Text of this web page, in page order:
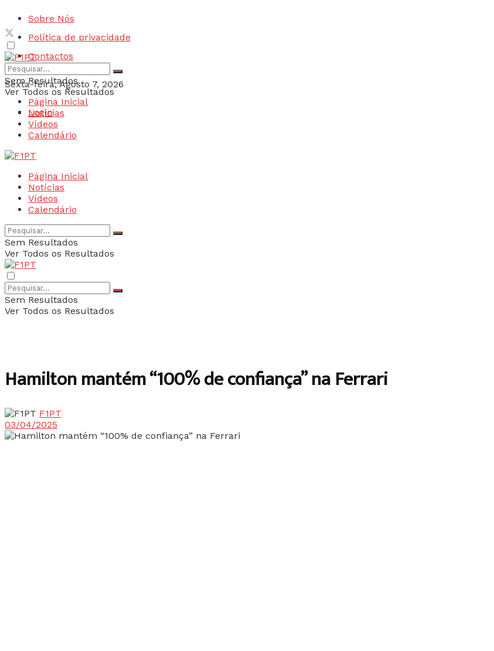
Sobre Nós
Política de privacidade
Contactos
Sexta-feira, Agosto 7, 2026
Login
Sem Resultados
Ver Todos os Resultados
Página Inicial
Notícias
Vídeos
Calendário
Página Inicial
Notícias
Vídeos
Calendário
Sem Resultados
Ver Todos os Resultados
Sem Resultados
Ver Todos os Resultados
Hamilton mantém “100% de confiança” na Ferrari
F1PT
03/04/2025